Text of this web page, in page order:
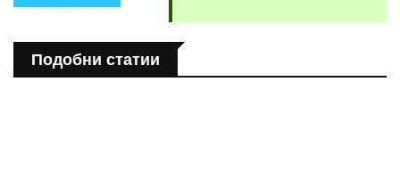
Подобни статии